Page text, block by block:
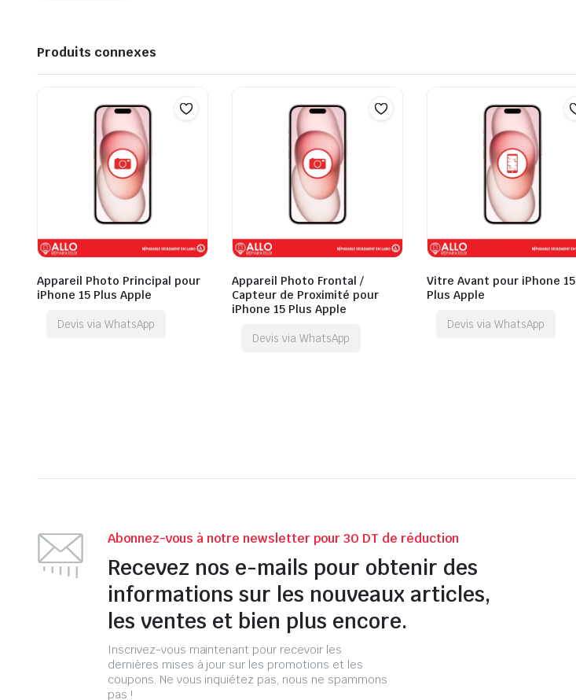
Produits connexes
Appareil Photo Principal pour
iPhone 15 Plus Apple
Devis via WhatsApp
Appareil Photo Frontal /
Capteur de Proximité pour
iPhone 15 Plus Apple
Devis via WhatsApp
Vitre Avant pour iPhone 15
Plus Apple
Devis via WhatsApp
Abonnez-vous à notre newsletter pour 30 DT de réduction
Recevez nos e-mails pour obtenir des
informations sur les nouveaux articles,
les ventes et bien plus encore.
Inscrivez-vous maintenant pour recevoir les
dernières mises à jour sur les promotions et les
coupons. Ne vous inquiétez pas, nous ne spammons
pas !